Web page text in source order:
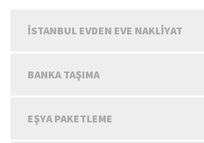
İSTANBUL EVDEN EVE NAKLIYAT
BANKA TAŞIMA
EŞYA PAKETLEME